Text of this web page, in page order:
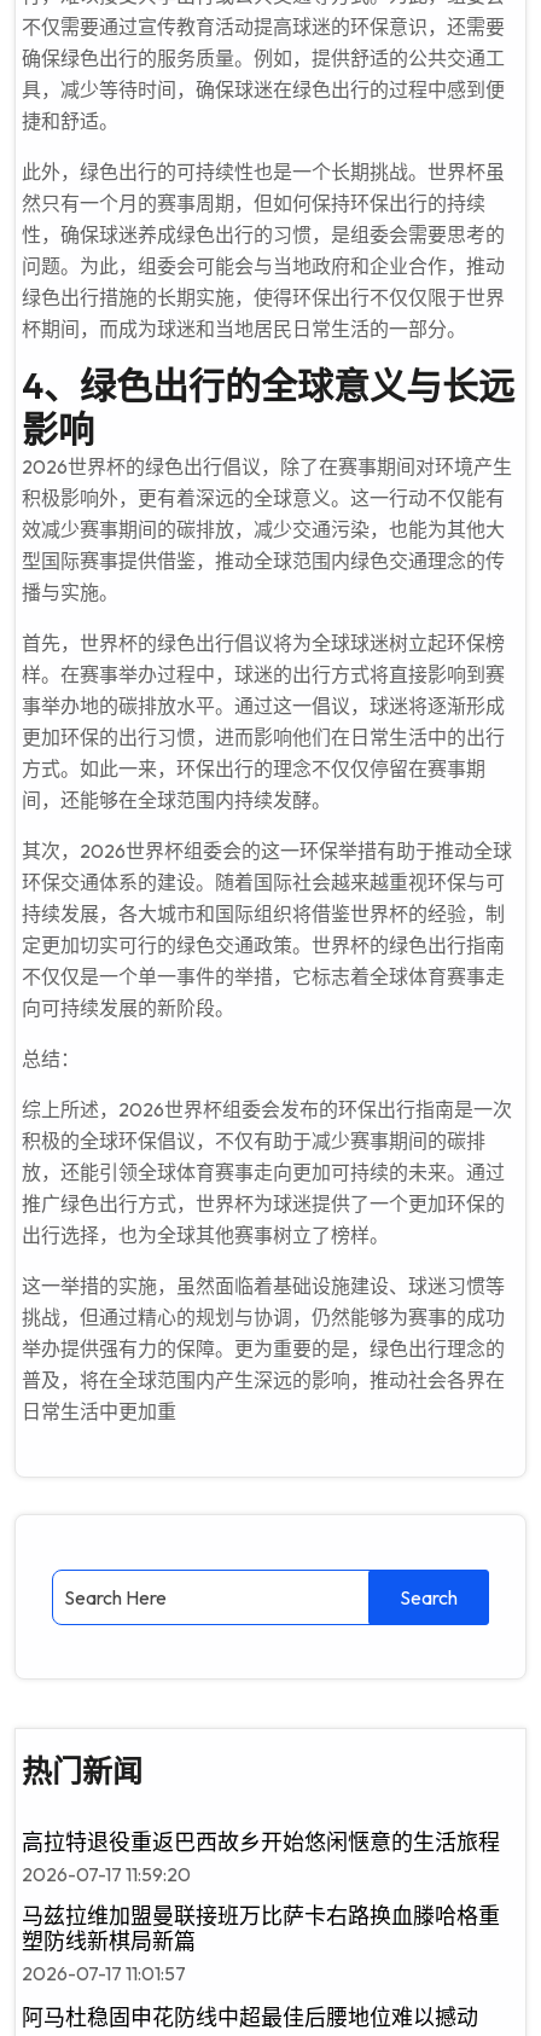
不仅需要通过宣传教育活动提高球迷的环保意识，还需要
确保绿色出行的服务质量。例如，提供舒适的公共交通工
具，减少等待时间，确保球迷在绿色出行的过程中感到便
捷和舒适。
此外，绿色出行的可持续性也是一个长期挑战。世界杯虽
然只有一个月的赛事周期，但如何保持环保出行的持续
性，确保球迷养成绿色出行的习惯，是组委会需要思考的
问题。为此，组委会可能会与当地政府和企业合作，推动
绿色出行措施的长期实施，使得环保出行不仅仅限于世界
杯期间，而成为球迷和当地居民日常生活的一部分。
4、绿色出行的全球意义与长远
影响
2026世界杯的绿色出行倡议，除了在赛事期间对环境产生
积极影响外，更有着深远的全球意义。这一行动不仅能有
效减少赛事期间的碳排放，减少交通污染，也能为其他大
型国际赛事提供借鉴，推动全球范围内绿色交通理念的传
播与实施。
首先，世界杯的绿色出行倡议将为全球球迷树立起环保榜
样。在赛事举办过程中，球迷的出行方式将直接影响到赛
事举办地的碳排放水平。通过这一倡议，球迷将逐渐形成
更加环保的出行习惯，进而影响他们在日常生活中的出行
方式。如此一来，环保出行的理念不仅仅停留在赛事期
间，还能够在全球范围内持续发酵。
其次，2026世界杯组委会的这一环保举措有助于推动全球
环保交通体系的建设。随着国际社会越来越重视环保与可
持续发展，各大城市和国际组织将借鉴世界杯的经验，制
定更加切实可行的绿色交通政策。世界杯的绿色出行指南
不仅仅是一个单一事件的举措，它标志着全球体育赛事走
向可持续发展的新阶段。
总结：
综上所述，2026世界杯组委会发布的环保出行指南是一次
积极的全球环保倡议，不仅有助于减少赛事期间的碳排
放，还能引领全球体育赛事走向更加可持续的未来。通过
推广绿色出行方式，世界杯为球迷提供了一个更加环保的
出行选择，也为全球其他赛事树立了榜样。
这一举措的实施，虽然面临着基础设施建设、球迷习惯等
挑战，但通过精心的规划与协调，仍然能够为赛事的成功
举办提供强有力的保障。更为重要的是，绿色出行理念的
普及，将在全球范围内产生深远的影响，推动社会各界在
日常生活中更加重
热门新闻
高拉特退役重返巴西故乡开始悠闲惬意的生活旅程
2026-07-17 11:59:20
马兹拉维加盟曼联接班万比萨卡右路换血滕哈格重
塑防线新棋局新篇
2026-07-17 11:01:57
阿马杜稳固申花防线中超最佳后腰地位难以撼动